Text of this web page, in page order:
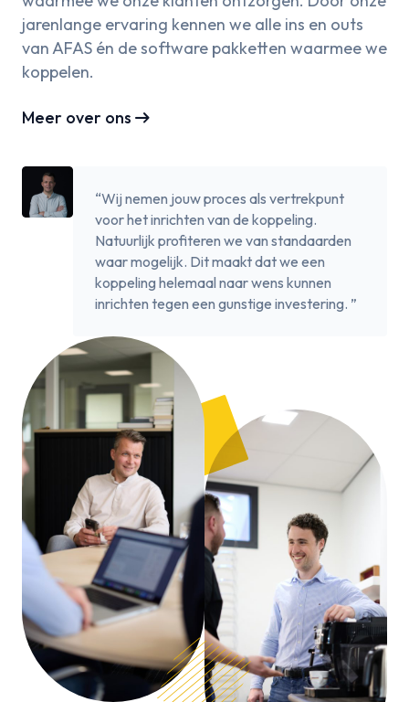
jarenlange ervaring kennen we alle ins en outs
van AFAS én de software pakketten waarmee we
koppelen.
Meer over ons arrow_right_alt
“Wij nemen jouw proces als vertrekpunt
voor het inrichten van de koppeling.
Natuurlijk profiteren we van standaarden
waar mogelijk. Dit maakt dat we een
koppeling helemaal naar wens kunnen
inrichten tegen een gunstige investering. ”